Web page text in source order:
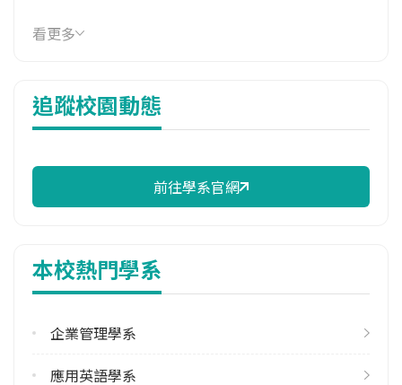
114年學費
15,484 元/學期
9,906 元/學期
114年註冊率
113學年度上學期
113學年度下學期
5
修輔系人數
1
看更多
追蹤校園動態
前往學系官網
本校熱門學系
企業管理學系
應用英語學系